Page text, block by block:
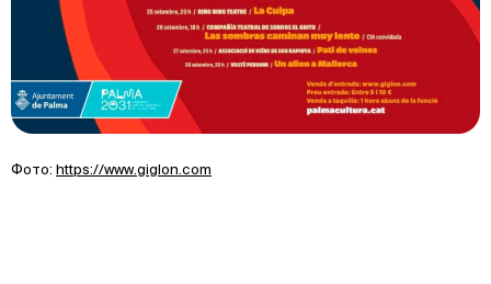
Фото: https://www.giglon.com